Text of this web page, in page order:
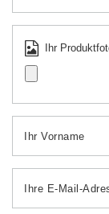
Ihr
Ihr Vorname
Ihre E-Mail-